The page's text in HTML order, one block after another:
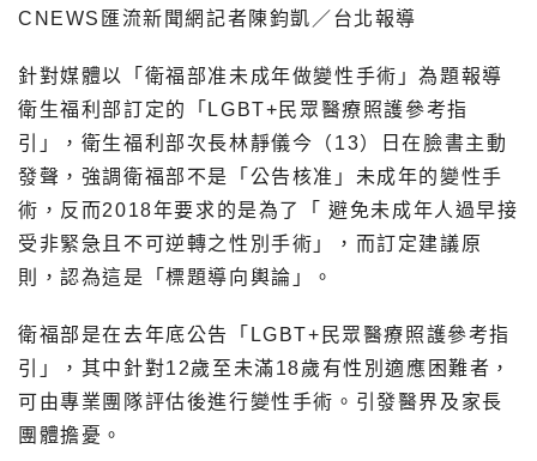
CNEWS匯流新聞網記者陳鈞凱／台北報導
針對媒體以「衛福部准未成年做變性手術」為題報導
衛生福利部訂定的「LGBT+民眾醫療照護參考指
引」，衛生福利部次長林靜儀今（13）日在臉書主動
發聲，強調衛福部不是「公告核准」未成年的變性手
術，反而2018年要求的是為了「 避免未成年人過早接
受非緊急且不可逆轉之性別手術」，而訂定建議原
則，認為這是「標題導向輿論」。
衛福部是在去年底公告「LGBT+民眾醫療照護參考指
引」，其中針對12歲至未滿18歲有性別適應困難者，
可由專業團隊評估後進行變性手術。引發醫界及家長
團體擔憂。